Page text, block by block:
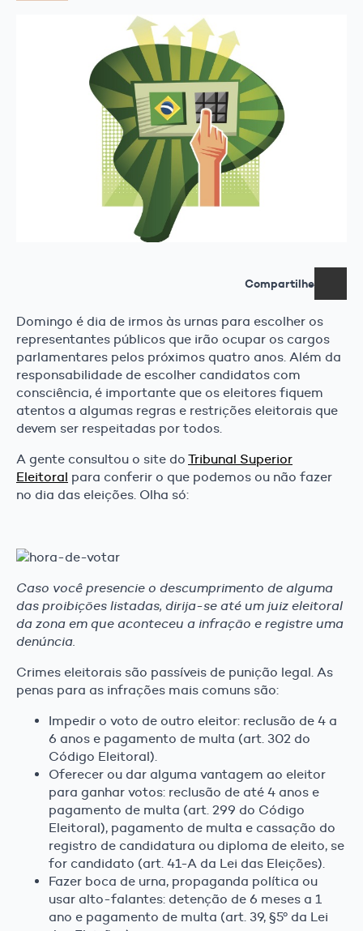
Compartilhe
Domingo é dia de irmos às urnas para escolher os
representantes públicos que irão ocupar os cargos
parlamentares pelos próximos quatro anos. Além da
responsabilidade de escolher candidatos com
consciência, é importante que os eleitores fiquem
atentos a algumas regras e restrições eleitorais que
devem ser respeitadas por todos.
A gente consultou o site do Tribunal Superior
Eleitoral para conferir o que podemos ou não fazer
no dia das eleições. Olha só:
Caso você presencie o descumprimento de alguma
das proibições listadas, dirija-se até um juiz eleitoral
da zona em que aconteceu a infração e registre uma
denúncia.
Crimes eleitorais são passíveis de punição legal. As
penas para as infrações mais comuns são:
Impedir o voto de outro eleitor: reclusão de 4 a
6 anos e pagamento de multa (art. 302 do
Código Eleitoral).
Oferecer ou dar alguma vantagem ao eleitor
para ganhar votos: reclusão de até 4 anos e
pagamento de multa (art. 299 do Código
Eleitoral), pagamento de multa e cassação do
registro de candidatura ou diploma de eleito, se
for candidato (art. 41-A da Lei das Eleições).
Fazer boca de urna, propaganda política ou
usar alto-falantes: detenção de 6 meses a 1
ano e pagamento de multa (art. 39, §5º da Lei